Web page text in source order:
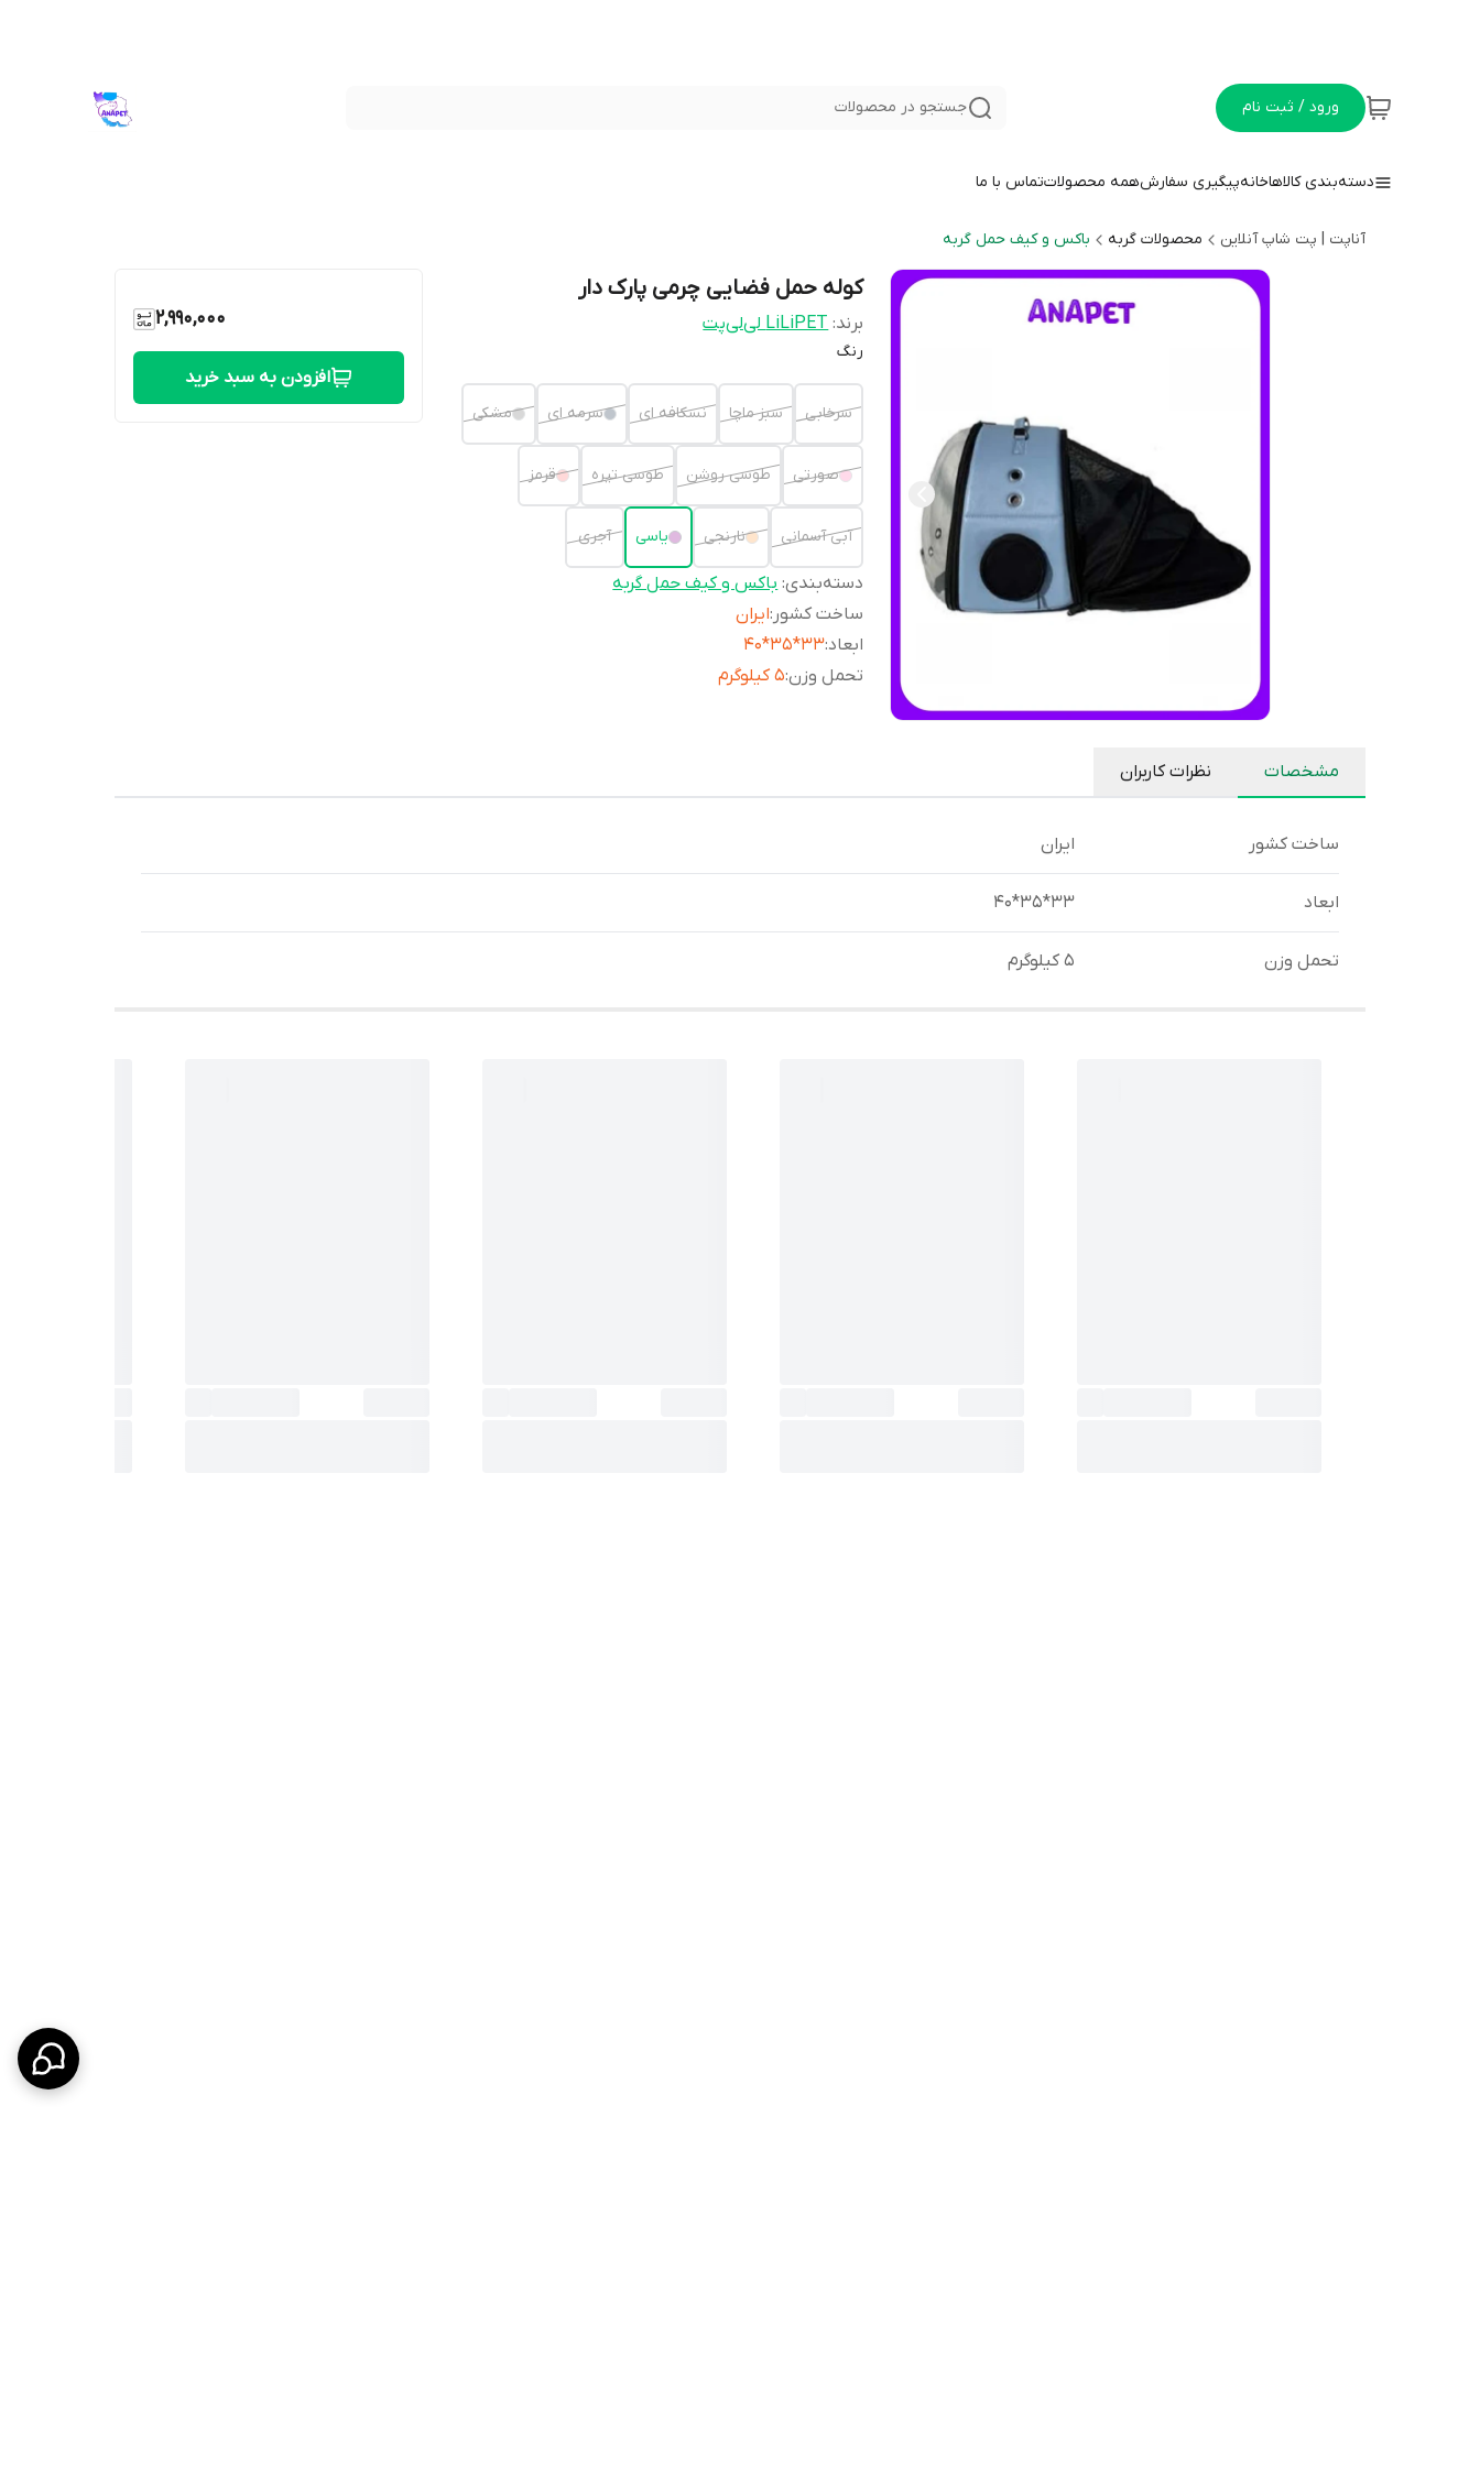
ورود / ثبت نام جستجو در محصولات
دسته‌بندی کالاهاخانهپیگیری سفارشهمه محصولاتتماس با ما
آناپت | پت شاپ آنلاین محصولات گربه باکس و کیف حمل گربه
کوله حمل فضایی چرمی پارک دار
برند: LiLiPET لی‌لی‌پت
رنگ
سرخابی سبز ماچا نسکافه ای سرمه ای مشکی
صورتی طوسی روشن طوسی تیره قرمز
آبی آسمانی نارنجی یاسی آجری
دسته‌بندی:باکس و کیف حمل گربه
ساخت کشور :ایران
ابعاد:
33*35*40
تحمل وزن:۵ کیلوگرم
2,990,000
افزودن به سبد خرید
مشخصات نظرات کاربران
ساخت کشور ایران
ابعاد 33*35*40
تحمل وزن ۵ کیلوگرم